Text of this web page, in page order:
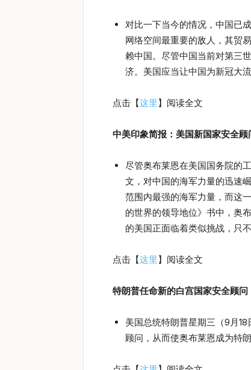
对比一下当今的情况，中国已
网络空间最重要的敌人，其贸
赖中国。尽管中国当前对第三
济。美国应当让中国为新冠大流
点击【这里 】阅读全文
中美印象简报：美国新国家安全
尽管奥布莱恩在美国国务院的
文，对中国的海军力量的迅速
范围内最强的海军力量，而这
的世界的领导地位》书中，奥
的美国正面临着类似挑战，只
点击【这里 】阅读全文
特朗普任命新的白宫国家安全顾问
美国总统特朗普星期三（9月
顾问，从而使奥布莱恩成为特